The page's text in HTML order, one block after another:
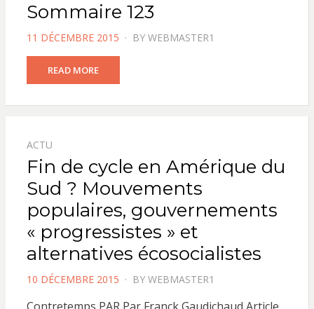
Sommaire 123
POSTED
11 DÉCEMBRE 2015 BY WEBMASTER1
READ MORE
ACTU
Fin de cycle en Amérique du
Sud ? Mouvements
populaires, gouvernements
« progressistes » et
alternatives écosocialistes
POSTED
10 DÉCEMBRE 2015 BY WEBMASTER1